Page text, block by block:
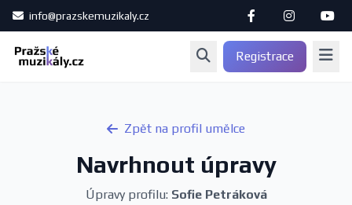
info@prazskemuzikaly.cz
Registrace
Zpět na profil umělce
Navrhnout úpravy
Úpravy profilu: Sofie Petráková